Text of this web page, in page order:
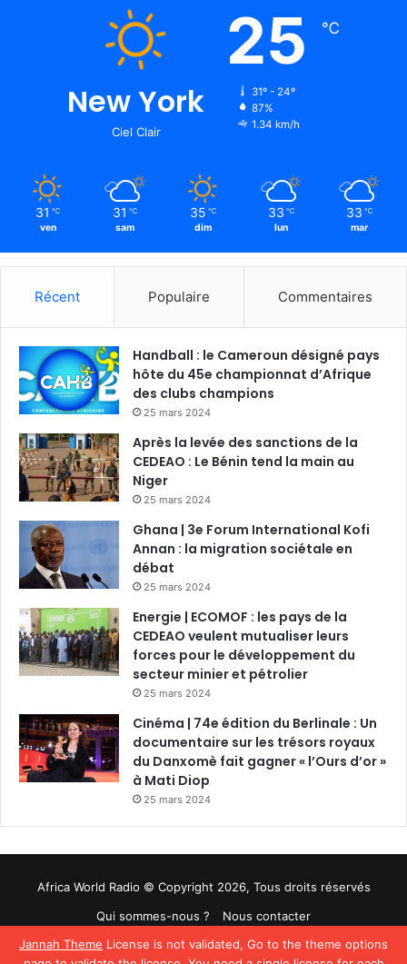
Jannah Theme License is not validated, Go to the theme options
New York
Ciel Clair
25 ℃
31º - 24º
87%
1.34 km/h
31 ℃
ven
31 ℃
sam
35 ℃
dim
33 ℃
lun
33 ℃
mar
Récent Populaire Commentaires
Handball : le Cameroun désigné pays
hôte du 45e championnat d’Afrique
des clubs champions
25 mars 2024
Après la levée des sanctions de la
CEDEAO : Le Bénin tend la main au
Niger
25 mars 2024
Ghana | 3e Forum International Kofi
Annan : la migration sociétale en
débat
25 mars 2024
Energie | ECOMOF : les pays de la
CEDEAO veulent mutualiser leurs
forces pour le développement du
secteur minier et pétrolier
25 mars 2024
Cinéma | 74e édition du Berlinale : Un
documentaire sur les trésors royaux
du Danxomè fait gagner « l’Ours d’or »
à Mati Diop
25 mars 2024
Africa World Radio © Copyright 2026, Tous droits réservés
Qui sommes-nous ?
Nous contacter